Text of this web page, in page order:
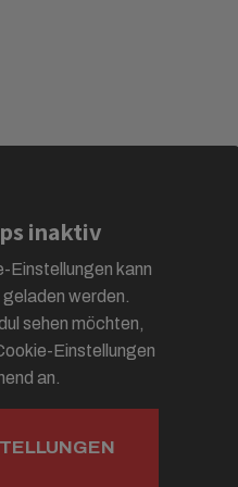
inaktiv
Einstellungen kann
werden.
sehen möchten,
Einstellungen
an.